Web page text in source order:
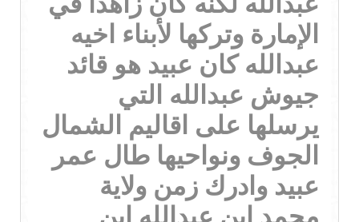
الإمارة وتركها لأبناء اخيه
عبدالله كان عبيد هو قائد
جيوش عبدالله التي
يرسلها على اقاليم الشمال
الجوف ونواحيها طال عمر
عبيد وادرك زمن ولاية